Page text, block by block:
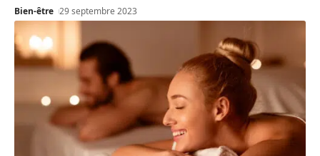
Bien-être 29 septembre 2023